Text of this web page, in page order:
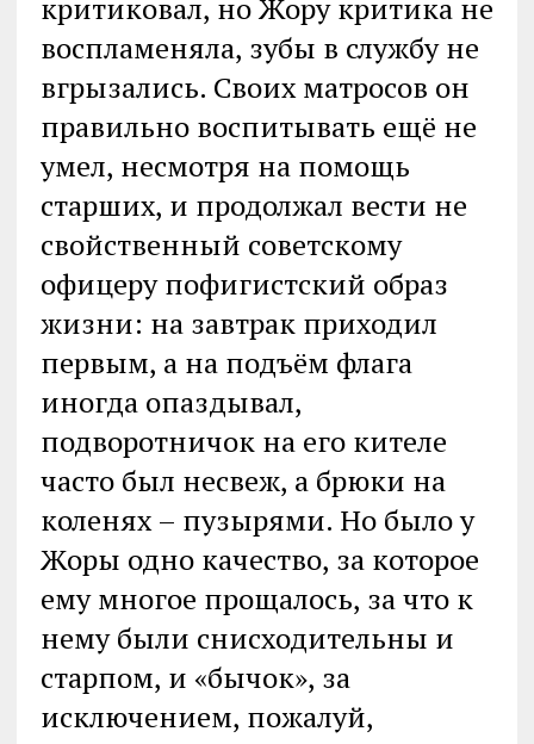
критиковал, но Жору критика не
воспламеняла, зубы в службу не
вгрызались. Своих матросов он
правильно воспитывать ещё не
умел, несмотря на помощь
старших, и продолжал вести не
свойственный советскому
офицеру пофигистский образ
жизни: на завтрак приходил
первым, а на подъём флага
иногда опаздывал,
подворотничок на его кителе
часто был несвеж, а брюки на
коленях – пузырями. Но было у
Жоры одно качество, за которое
ему многое прощалось, за что к
нему были снисходительны и
старпом, и «бычок», за
исключением, пожалуй,